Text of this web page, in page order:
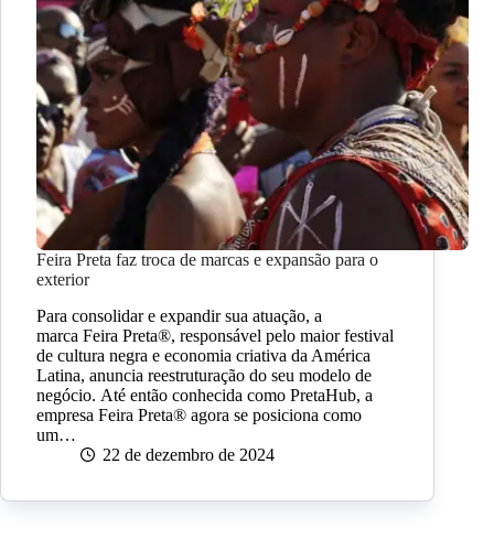
Feira Preta faz troca de marcas e expansão para o
exterior
Para consolidar e expandir sua atuação, a
marca Feira Preta®, responsável pelo maior festival
de cultura negra e economia criativa da América
Latina, anuncia reestruturação do seu modelo de
negócio. Até então conhecida como PretaHub, a
empresa Feira Preta® agora se posiciona como
um…
22 de dezembro de 2024